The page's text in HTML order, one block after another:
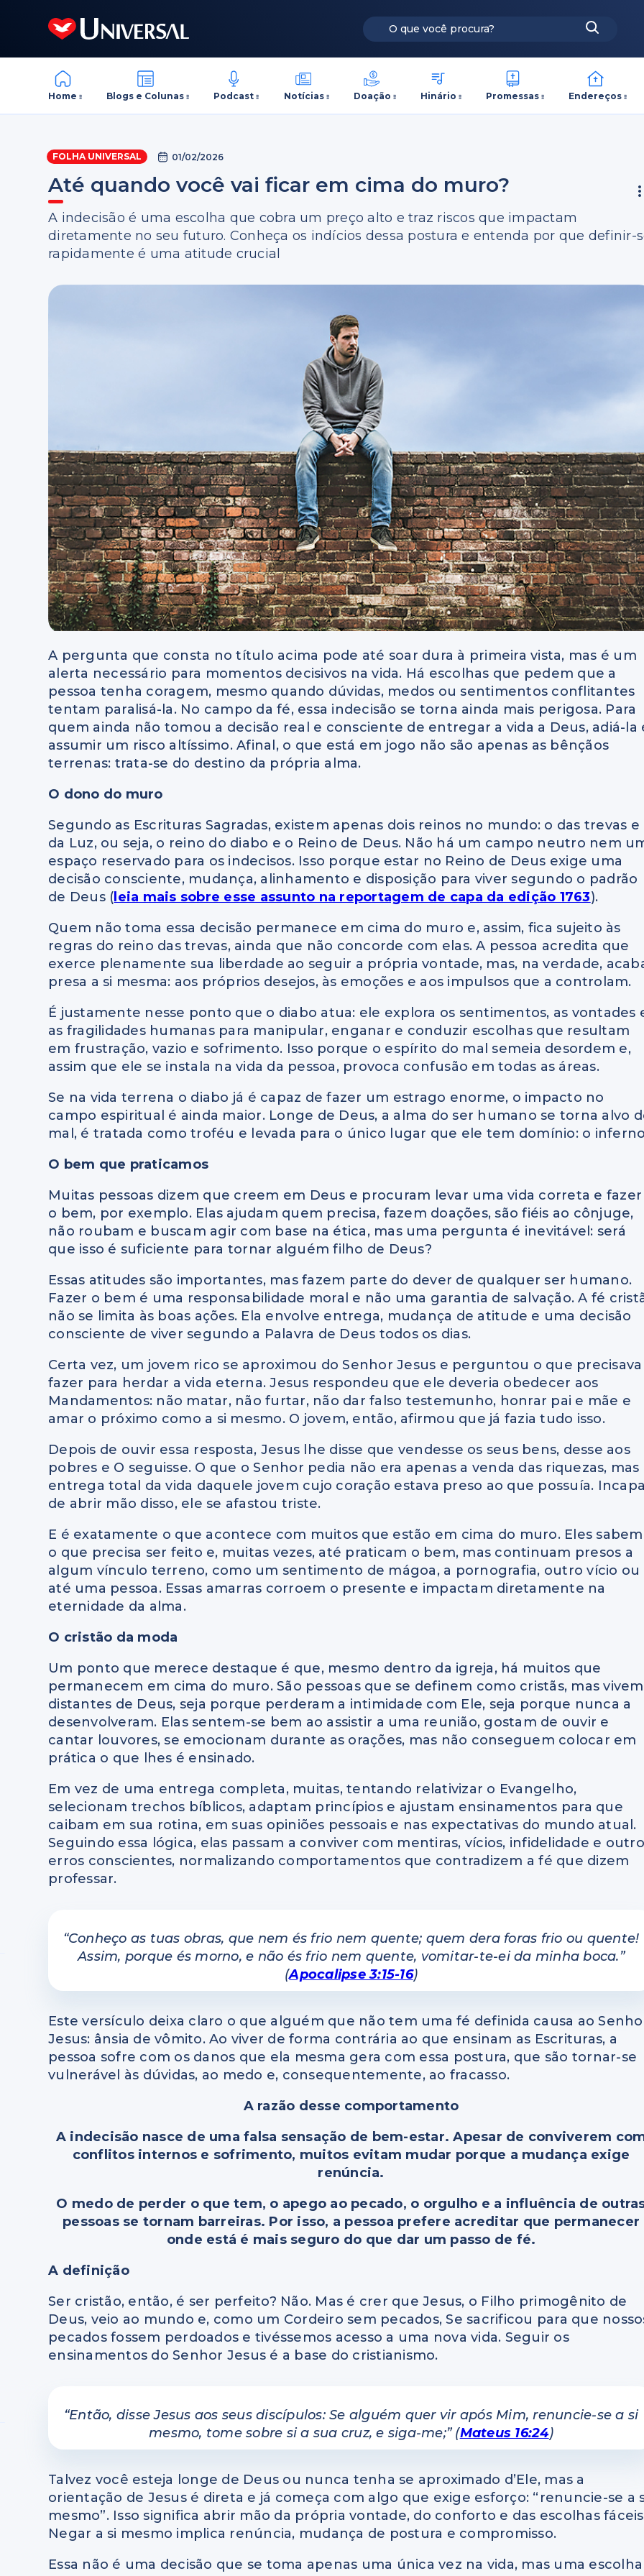
Home Blogs e Colunas Podcast Notícias Doação Hinário Promessas Endereços
FOLHA UNIVERSAL 01/02/2026
Até quando você vai ficar em cima do muro?
A indecisão é uma escolha que cobra um preço alto e traz riscos que impactam
diretamente no seu futuro. Conheça os indícios dessa postura e entenda por que definir-
rapidamente é uma atitude crucial
A pergunta que consta no título acima pode até soar dura à primeira vista, mas é um
alerta necessário para momentos decisivos na vida. Há escolhas que pedem que a
pessoa tenha coragem, mesmo quando dúvidas, medos ou sentimentos conflitantes
tentam paralisá-la. No campo da fé, essa indecisão se torna ainda mais perigosa. Para
quem ainda não tomou a decisão real e consciente de entregar a vida a Deus, adiá-la
assumir um risco altíssimo. Afinal, o que está em jogo não são apenas as bênçãos
terrenas: trata-se do destino da própria alma.
O dono do muro
Segundo as Escrituras Sagradas, existem apenas dois reinos no mundo: o das trevas e
da Luz, ou seja, o reino do diabo e o Reino de Deus. Não há um campo neutro nem
espaço reservado para os indecisos. Isso porque estar no Reino de Deus exige uma
decisão consciente, mudança, alinhamento e disposição para viver segundo o padrão
de Deus ( leia mais sobre esse assunto na reportagem de capa da edição 1763).
Quem não toma essa decisão permanece em cima do muro e, assim, fica sujeito às
regras do reino das trevas, ainda que não concorde com elas. A pessoa acredita que
exerce plenamente sua liberdade ao seguir a própria vontade, mas, na verdade,
presa a si mesma: aos próprios desejos, às emoções e aos impulsos que a controlam.
É justamente nesse ponto que o diabo atua: ele explora os sentimentos, as vontades
as fragilidades humanas para manipular, enganar e conduzir escolhas que resultam
em frustração, vazio e sofrimento. Isso porque o espírito do mal semeia desordem e,
assim que ele se instala na vida da pessoa, provoca confusão em todas as áreas.
Se na vida terrena o diabo já é capaz de fazer um estrago enorme, o impacto no
campo espiritual é ainda maior. Longe de Deus, a alma do ser humano se torna alvo
mal, é tratada como troféu e levada para o único lugar que ele tem domínio: o
O bem que praticamos
Muitas pessoas dizem que creem em Deus e procuram levar uma vida correta e fazer
o bem, por exemplo. Elas ajudam quem precisa, fazem doações, são fiéis ao cônjuge,
não roubam e buscam agir com base na ética, mas uma pergunta é inevitável: será
que isso é suficiente para tornar alguém filho de Deus?
Essas atitudes são importantes, mas fazem parte do dever de qualquer ser humano.
Fazer o bem é uma responsabilidade moral e não uma garantia de salvação. A fé
não se limita às boas ações. Ela envolve entrega, mudança de atitude e uma decisão
consciente de viver segundo a Palavra de Deus todos os dias.
Certa vez, um jovem rico se aproximou do Senhor Jesus e perguntou o que precisava
fazer para herdar a vida eterna. Jesus respondeu que ele deveria obedecer aos
Mandamentos: não matar, não furtar, não dar falso testemunho, honrar pai e mãe e
amar o próximo como a si mesmo. O jovem, então, afirmou que já fazia tudo isso.
Depois de ouvir essa resposta, Jesus lhe disse que vendesse os seus bens, desse aos
pobres e O seguisse. O que o Senhor pedia não era apenas a venda das riquezas, mas
entrega total da vida daquele jovem cujo coração estava preso ao que possuía.
de abrir mão disso, ele se afastou triste.
E é exatamente o que acontece com muitos que estão em cima do muro. Eles sabem
o que precisa ser feito e, muitas vezes, até praticam o bem, mas continuam presos a
algum vínculo terreno, como um sentimento de mágoa, a pornografia, outro vício ou
até uma pessoa. Essas amarras corroem o presente e impactam diretamente na
eternidade da alma.
O cristão da moda
Um ponto que merece destaque é que, mesmo dentro da igreja, há muitos que
permanecem em cima do muro. São pessoas que se definem como cristãs, mas vivem
distantes de Deus, seja porque perderam a intimidade com Ele, seja porque nunca a
desenvolveram. Elas sentem-se bem ao assistir a uma reunião, gostam de ouvir e
cantar louvores, se emocionam durante as orações, mas não conseguem colocar em
prática o que lhes é ensinado.
Em vez de uma entrega completa, muitas, tentando relativizar o Evangelho,
selecionam trechos bíblicos, adaptam princípios e ajustam ensinamentos para que
caibam em sua rotina, em suas opiniões pessoais e nas expectativas do mundo atual.
Seguindo essa lógica, elas passam a conviver com mentiras, vícios, infidelidade e
erros conscientes, normalizando comportamentos que contradizem a fé que dizem
professar.
“Conheço as tuas obras, que nem és frio nem quente; quem dera foras frio ou quente!
Assim, porque és morno, e não és frio nem quente, vomitar-te-ei da minha boca.”
(Apocalipse 3:15-16)
Este versículo deixa claro o que alguém que não tem uma fé definida causa ao
Jesus: ânsia de vômito. Ao viver de forma contrária ao que ensinam as Escrituras, a
pessoa sofre com os danos que ela mesma gera com essa postura, que são tornar-se
vulnerável às dúvidas, ao medo e, consequentemente, ao fracasso.
A razão desse comportamento
A indecisão nasce de uma falsa sensação de bem-estar. Apesar de conviverem
conflitos internos e sofrimento, muitos evitam mudar porque a mudança exige
renúncia.
O medo de perder o que tem, o apego ao pecado, o orgulho e a influência de
pessoas se tornam barreiras. Por isso, a pessoa prefere acreditar que permanecer
onde está é mais seguro do que dar um passo de fé.
A definição
Ser cristão, então, é ser perfeito? Não. Mas é crer que Jesus, o Filho primogênito de
Deus, veio ao mundo e, como um Cordeiro sem pecados, Se sacrificou para que
pecados fossem perdoados e tivéssemos acesso a uma nova vida. Seguir os
ensinamentos do Senhor Jesus é a base do cristianismo.
“Então, disse Jesus aos seus discípulos: Se alguém quer vir após Mim, renuncie-se a si
mesmo, tome sobre si a sua cruz, e siga-me;” (Mateus 16:24)
Talvez você esteja longe de Deus ou nunca tenha se aproximado d’Ele, mas a
orientação de Jesus é direta e já começa com algo que exige esforço: “renuncie-se a
mesmo”. Isso significa abrir mão da própria vontade, do conforto e das escolhas
Negar a si mesmo implica renúncia, mudança de postura e compromisso.
Essa não é uma decisão que se toma apenas uma única vez na vida, mas uma escolha